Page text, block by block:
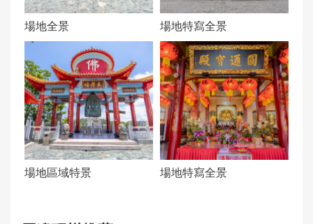
公
開
3.開車導航至中正公園,車輛可以停放在佛禪寺大
門下收費停車場。
營運狀態：
正常營運(Open)
是否為向公眾開放場域：
向公眾開放
入場費用：
免費用
場地全景 場地特寫全景
場地區域特景 場地特寫全景